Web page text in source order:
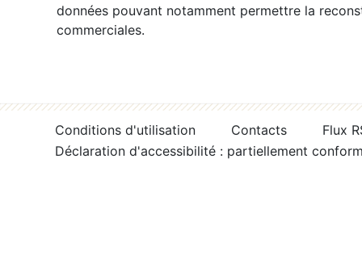
données pouvant notamment permettre la
commerciales.
Conditions d'utilisation Contacts
Flux
Déclaration d'accessibilité : partiellement